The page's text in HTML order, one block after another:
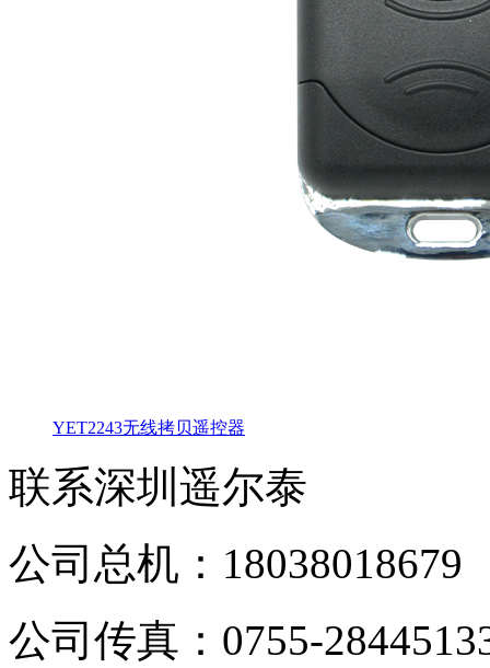
YET2243无线拷贝遥控器
联系深圳遥尔泰
公司总机：18038018679
公司传真：0755-